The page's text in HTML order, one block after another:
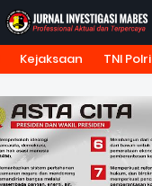
Kejaksaan TNI Polri